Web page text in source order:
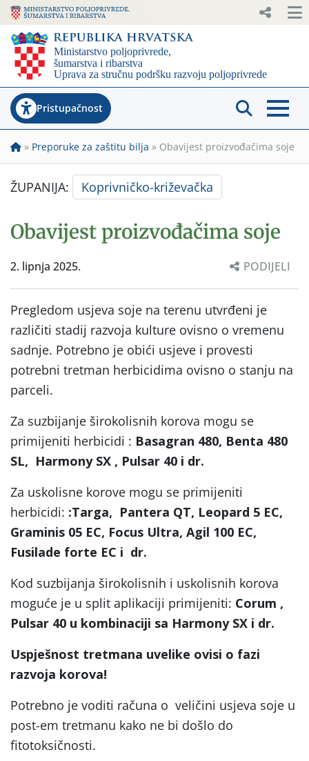
Pristupačnost
» Preporuke za zaštitu bilja » Obavijest proizvođačima soje
ŽUPANIJA: Koprivničko-križevačka
Obavijest proizvođačima soje
2. lipnja 2025. PODIJELI
Pregledom usjeva soje na terenu utvrđeni je
različiti stadij razvoja kulture ovisno o vremenu
sadnje. Potrebno je obići usjeve i provesti
potrebni tretman herbicidima ovisno o stanju na
parceli.
Za suzbijanje širokolisnih korova mogu se
primijeniti herbicidi : Basagran 480, Benta 480
SL, Harmony SX , Pulsar 40 i dr.
Za uskolisne korove mogu se primijeniti
herbicidi: :Targa, Pantera QT, Leopard 5 EC,
Graminis 05 EC, Focus Ultra, Agil 100 EC,
Fusilade forte EC i dr.
Kod suzbijanja širokolisnih i uskolisnih korova
moguće je u split aplikaciji primijeniti: Corum ,
Pulsar 40 u kombinaciji sa Harmony SX i dr.
Uspješnost tretmana uvelike ovisi o fazi
razvoja korova!
Potrebno je voditi računa o veličini usjeva soje u
post-em tretmanu kako ne bi došlo do
fitotoksičnosti.